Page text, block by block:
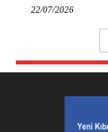
22/07/2026